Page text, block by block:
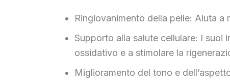
Ringiovanimento della pelle: Aiuta
Supporto alla salute cellulare: I suoi
ossidativo e a stimolare la
Miglioramento del tono e